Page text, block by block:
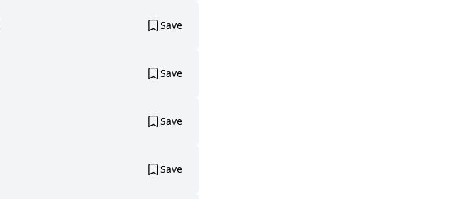
Save
Save
Save
Save